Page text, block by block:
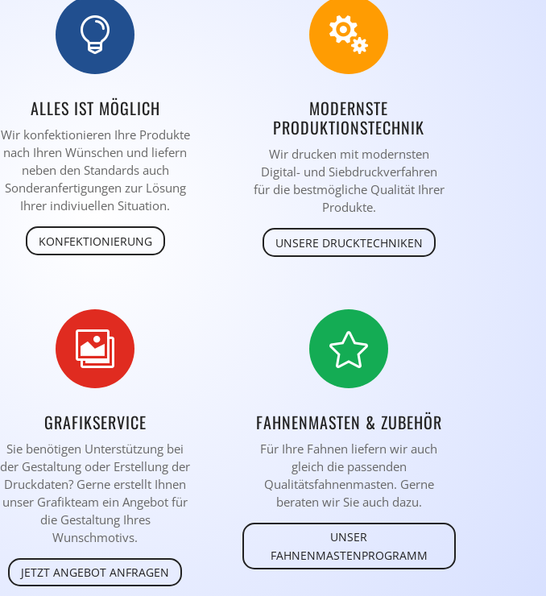

ALLES IST MÖGLICH
Wir konfektionieren Ihre Produkte
nach Ihren Wünschen und liefern
neben den Standards auch
Sonderanfertigungen zur Lösung
Ihrer indiviuellen Situation.
KONFEKTIONIERUNG

MODERNSTE
PRODUKTIONSTECHNIK
Wir drucken mit modernsten
Digital- und Siebdruckverfahren
für die bestmögliche Qualität Ihrer
Produkte.
UNSERE DRUCKTECHNIKEN

GRAFIKSERVICE
Sie benötigen Unterstützung bei
der Gestaltung oder Erstellung der
Druckdaten? Gerne erstellt Ihnen
unser Grafikteam ein Angebot für
die Gestaltung Ihres
Wunschmotivs.
JETZT ANGEBOT ANFRAGEN

FAHNENMASTEN & ZUBEHÖR
Für Ihre Fahnen liefern wir auch
gleich die passenden
Qualitätsfahnenmasten. Gerne
beraten wir Sie auch dazu.
UNSER
FAHNENMASTENPROGRAMM